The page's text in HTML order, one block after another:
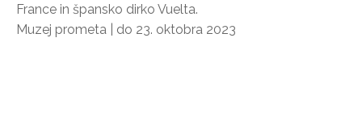
France in špansko dirko Vuelta.
Muzej prometa | do 23. oktobra 2023